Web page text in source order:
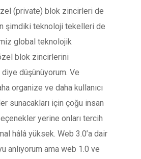
(private) blok zincirleri de
şimdiki teknoloji tekelleri de
global teknolojik
blok zincirlerini
diye düşünüyorum. Ve
organize ve daha kullanıcı
sunacakları için çoğu insan
yerine onları tercih
hâlâ yüksek. Web 3.0’a dair
anlıyorum ama web 1.0 ve